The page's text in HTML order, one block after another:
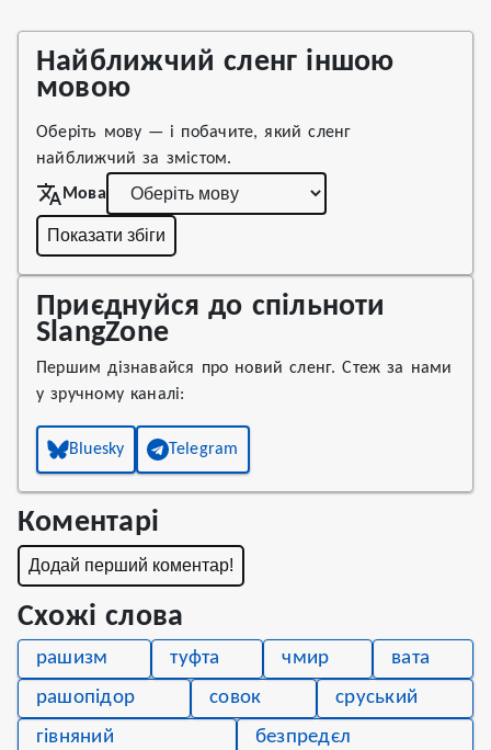
Найближчий сленг іншою
мовою
Оберіть мову — і побачите, який сленг
найближчий за змістом.
Мова
Показати збіги
Приєднуйся до спільноти
SlangZone
Першим дізнавайся про новий сленг. Стеж за нами
у зручному каналі:
Bluesky Telegram
Коментарі
Додай перший коментар!
Схожі слова
рашизм туфта чмир
вата
рашопідор
совок
сруський
гівняний
безпредєл